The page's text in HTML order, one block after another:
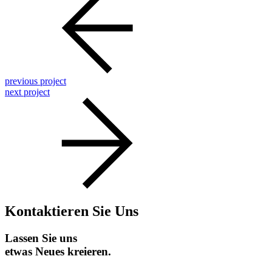
previous project
next project
Kontaktieren Sie Uns
Lassen Sie uns
etwas Neues kreieren.